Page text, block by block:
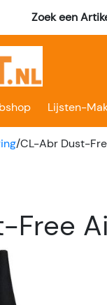
Zoek een
Lijsten-
/CL-Abr Dust-
Free